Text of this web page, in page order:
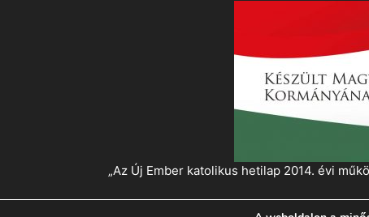
„Az Új Ember katolikus hetilap 2014. évi